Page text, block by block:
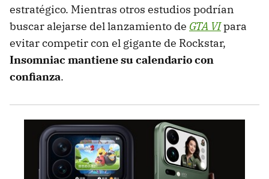
estratégico. Mientras otros estudios podrían
buscar alejarse del lanzamiento de GTA VIpara
evitar competir con el gigante de Rockstar,
Insomniac mantiene su calendario con
confianza.